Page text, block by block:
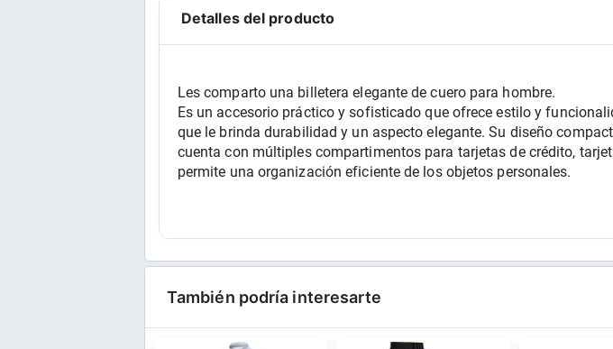
Detalles del producto
Les comparto una billetera elegante de cuero para hombre.
Es un accesorio práctico y sofisticado que ofrece estilo y
que le brinda durabilidad y un aspecto elegante. Su diseño
cuenta con múltiples compartimentos para tarjetas de crédito,
permite una organización eficiente de los objetos personales.
También podría interesarte